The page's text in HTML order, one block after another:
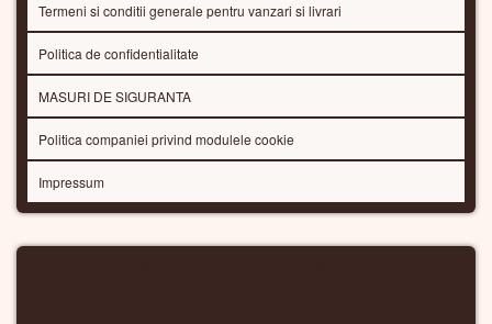
Termeni si conditii generale pentru vanzari si livrari
Politica de confidentialitate
MASURI DE SIGURANTA
Politica companiei privind modulele cookie
Impressum